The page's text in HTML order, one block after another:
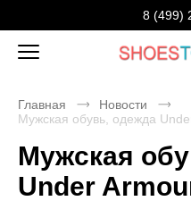
8 (499)
Главная
Новости
Мужская обувь, одежда
Мужская
Under